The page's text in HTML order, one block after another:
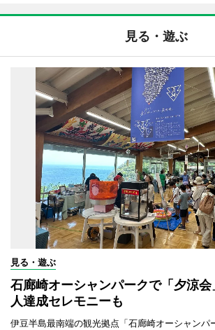
見る・遊ぶ
見る・遊ぶ
石廊崎オーシャンパークで「夕涼
人達成セレモニーも
伊豆半島最南端の観光拠点「石廊崎オーシャンパ